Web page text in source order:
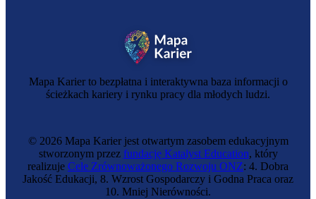
Mapa Karier to bezpłatna i interaktywna baza informacji o
ścieżkach kariery i rynku pracy dla młodych ludzi.
© 2026 Mapa Karier jest otwartym zasobem edukacyjnym
stworzonym przez fundację Katalyst Education, który
realizuje Cele Zrównoważonego Rozwoju ONZ: 4. Dobra
Jakość Edukacji, 8. Wzrost Gospodarczy i Godna Praca oraz
10. Mniej Nierówności.